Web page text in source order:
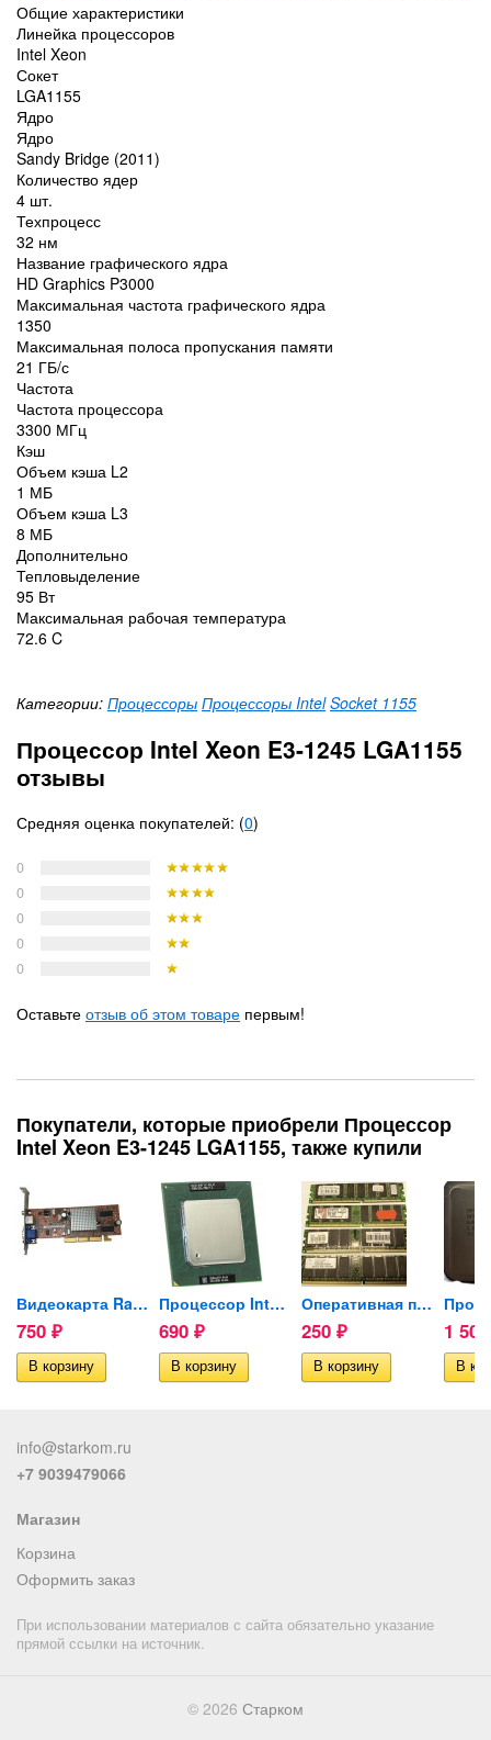
Общие характеристики
Линейка процессоров
Intel Xeon
Сокет
LGA1155
Ядро
Ядро
Sandy Bridge (2011)
Количество ядер
4 шт.
Техпроцесс
32 нм
Название графического ядра
HD Graphics P3000
Максимальная частота графического ядра
1350
Максимальная полоса пропускания памяти
21 ГБ/с
Частота
Частота процессора
3300 МГц
Кэш
Объем кэша L2
1 МБ
Объем кэша L3
8 МБ
Дополнительно
Тепловыделение
95 Вт
Максимальная рабочая температура
72.6 C
Категории: Процессоры Процессоры Intel Socket 1155
Процессор Intel Xeon E3-1245 LGA1155
отзывы
Средняя оценка покупателей: (0)
0
0
0
0
0
Оставьте отзыв об этом товаре первым!
Покупатели, которые приобрели Процессор
Intel Xeon E3-1245 LGA1155, также купили
Видеокарта Radeon9200 SE...
750 ₽
Процессор Intel Celeron...
690 ₽
Оперативная память DDR1...
250 ₽ 1
info@starkom.ru
+7 9039479066
Магазин
Корзина
Оформить заказ
При использовании материалов с сайта обязательно указание
прямой ссылки на источник.
© 2026 Старком